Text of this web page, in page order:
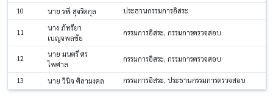
10 นาย รพี สุจริตกุล ประธานกรรมการอิสระ
11
นาง ภัทรียา
เบญจพลชัย
กรรมการอิสระ, กรรมการตรวจสอบ
12
นาย มนตรี ศร
ไพศาล
กรรมการอิสระ, กรรมการตรวจสอบ
13 นาย วินิจ ศิลามงคล กรรมการอิสระ, ประธานกรรมการตรวจสอบ